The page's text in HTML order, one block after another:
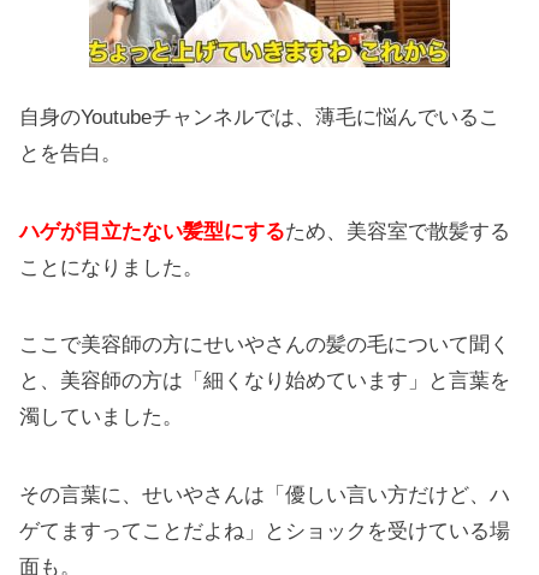
自身のYoutubeチャンネルでは、薄毛に悩んでいるこ
とを告白。
ハゲが目立たない髪型にするため、美容室で散髪する
ことになりました。
ここで美容師の方にせいやさんの髪の毛について聞く
と、美容師の方は「細くなり始めています」と言葉を
濁していました。
その言葉に、せいやさんは「優しい言い方だけど、ハ
ゲてますってことだよね」とショックを受けている場
面も。